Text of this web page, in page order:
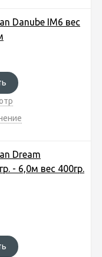
Danube IM6 вес
Dream
- 6,0м вес 400гр.